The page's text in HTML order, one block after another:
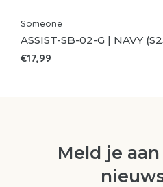
Someone
ASSIST-SB-02-G | NAVY
€17,99
Meld je